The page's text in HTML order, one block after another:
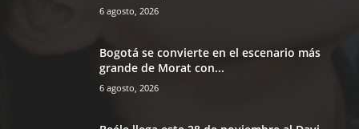
6 agosto, 2026
Bogotá se convierte en el escenario más
grande de Morat con...
6 agosto, 2026